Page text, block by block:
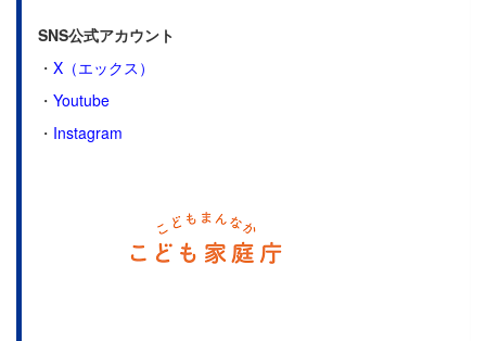
SNS公式アカウント
・ X（エックス）
・ Youtube
・ Instagram